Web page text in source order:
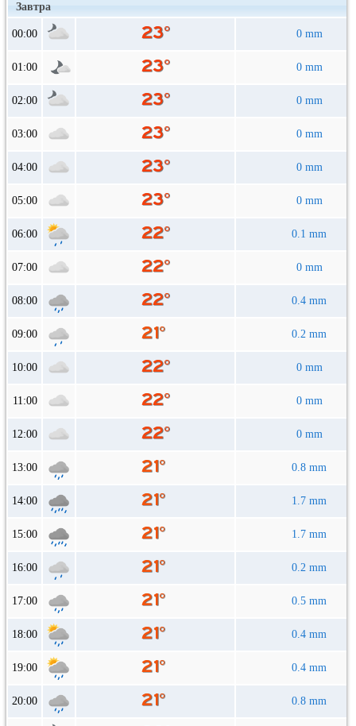
Завтра
00:00 0 mm
01:00 0 mm
02:00 0 mm
03:00 0 mm
04:00 0 mm
05:00 0 mm
06:00 0.1 mm
07:00 0 mm
08:00 0.4 mm
09:00 0.2 mm
10:00 0 mm
11:00 0 mm
12:00 0 mm
13:00 0.8 mm
14:00 1.7 mm
15:00 1.7 mm
16:00 0.2 mm
17:00 0.5 mm
18:00 0.4 mm
19:00 0.4 mm
20:00 0.8 mm